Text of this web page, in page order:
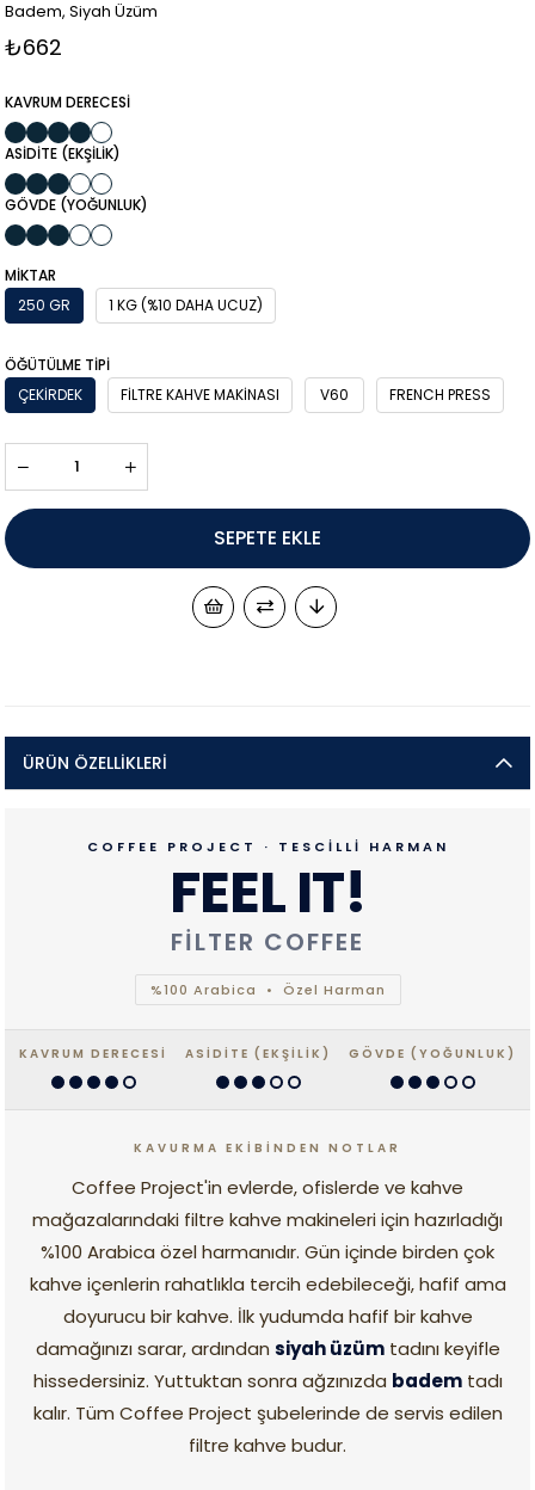
Badem, Siyah Üzüm
₺662
KAVRUM DERECESİ
ASİDİTE (EKŞİLİK)
GÖVDE (YOĞUNLUK)
MIKTAR
250 GR
1 KG (%10 DAHA UCUZ)
ÖĞÜTÜLME TIPI
ÇEKIRDEK
FILTRE KAHVE MAKINASI V60 FRENCH PRESS
ÜRÜN ÖZELLIKLERI
COFFEE PROJECT · TESCİLLİ HARMAN
FEEL IT!
FILTER COFFEE
%100 Arabica • Özel Harman
KAVRUM DERECESİ ASİDİTE (EKŞİLİK) GÖVDE (YOĞUNLUK)
KAVURMA EKİBİNDEN NOTLAR
Coffee Project'in evlerde, ofislerde ve kahve
mağazalarındaki filtre kahve makineleri için hazırladığı
%100 Arabica özel harmanıdır. Gün içinde birden çok
kahve içenlerin rahatlıkla tercih edebileceği, hafif ama
doyurucu bir kahve. İlk yudumda hafif bir kahve
damağınızı sarar, ardından siyah üzümtadını keyifle
hissedersiniz. Yuttuktan sonra ağzınızda bademtadı
kalır. Tüm Coffee Project şubelerinde de servis edilen
filtre kahve budur.